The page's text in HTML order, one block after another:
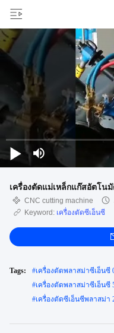
เครื่องตัดแม่เหล็กแก๊สอัตโน
CNC cutting machine
Keyword: เครื่องตัดซีเอ็นซี
Tags: #เครื่องตัดพลาสม่าซีเอ็นซี
#เครื่องตัดพลาสม่าซีเอ็นซี
#เครื่องตัดซีเอ็นซีพลาสม่า